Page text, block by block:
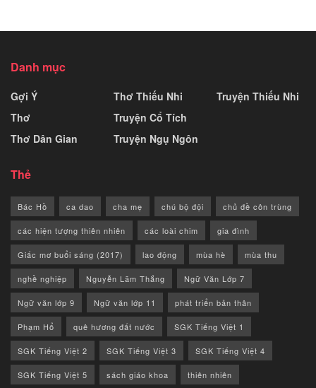
Danh mục
Gợi Ý
Thơ
Thơ Dân Gian
Thơ Thiếu Nhi
Truyện Cổ Tích
Truyện Ngụ Ngôn
Truyện Thiếu Nhi
Thẻ
Bác Hồ ca dao cha mẹ chú bộ đội chủ đề côn trùng
các hiện tượng thiên nhiên các loài chim gia đình
Giấc mơ buổi sáng (2017) lao động mùa hè mùa thu
nghề nghiệp Nguyễn Lãm Thắng Ngữ Văn Lớp 7
Ngữ văn lớp 9 Ngữ văn lớp 11 phát triển bản thân
Phạm Hổ quê hương đất nước SGK Tiếng Việt 1
SGK Tiếng Việt 2 SGK Tiếng Việt 3 SGK Tiếng Việt 4
SGK Tiếng Việt 5 sách giáo khoa thiên nhiên